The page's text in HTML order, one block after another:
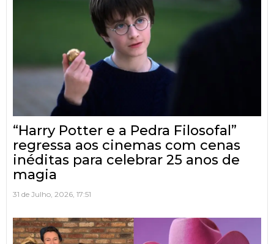
“Harry Potter e a Pedra Filosofal”
regressa aos cinemas com cenas
inéditas para celebrar 25 anos de
magia
31 de Julho, 2026, 17:51